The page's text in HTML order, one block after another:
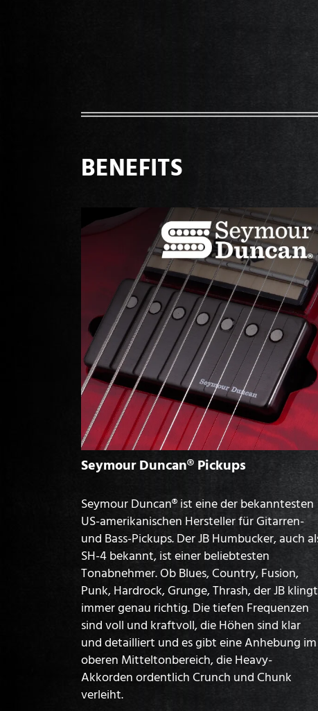
BENEFITS
Seymour Duncan® Pickups
Seymour Duncan® ist eine der bekanntesten
US-amerikanischen Hersteller für Gitarren-
und Bass-Pickups. Der JB Humbucker, auch
SH-4 bekannt, ist einer beliebtesten
Tonabnehmer. Ob Blues, Country, Fusion,
Punk, Hardrock, Grunge, Thrash, der JB klingt
immer genau richtig. Die tiefen Frequenzen
sind voll und kraftvoll, die Höhen sind klar
und detailliert und es gibt eine Anhebung im
oberen Mitteltonbereich, die Heavy-
Akkorden ordentlich Crunch und Chunk
verleiht.